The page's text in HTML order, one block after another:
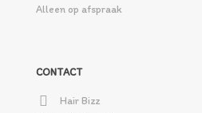
Alleen op afspraak
CONTACT
Hair Bizz